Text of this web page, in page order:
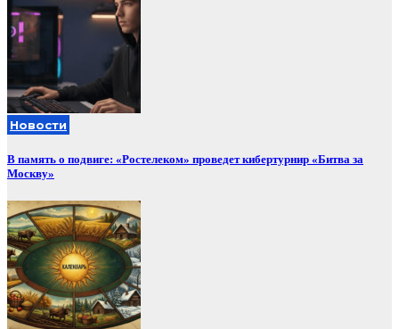
Новости
В память о подвиге: «Ростелеком» проведет кибертурнир «Битва за
Москву»